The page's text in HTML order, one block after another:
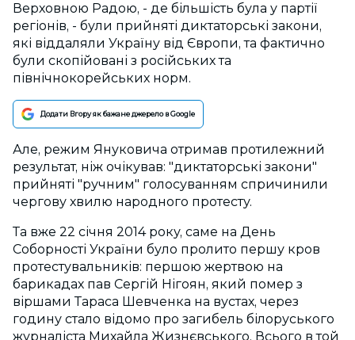
Верховною Радою, - де більшість була у партії
регіонів, - були прийняті диктаторські закони,
які віддаляли Україну від Європи, та фактично
були скопійовані з російських та
північнокорейських норм.
Додати Вгору як бажане джерело в Google
Але, режим Януковича отримав протилежний
результат, ніж очікував: "диктаторські закони"
прийняті "ручним" голосуванням спричинили
чергову хвилю народного протесту.
Та вже 22 січня 2014 року, саме на День
Соборності України було пролито першу кров
протестувальників: першою жертвою на
барикадах пав Сергій Нігоян, який помер з
віршами Тараса Шевченка на вустах, через
годину стало відомо про загибель білоруського
журналіста Михайла Жизнєвського. Всього в той